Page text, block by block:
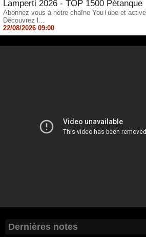
Lamperti 2026 - TOP 1500 Pétanque
Abonnez vous à notre chaîne YouTube et
Découvrez l...
22/08/2026 09:00
Dernières notes